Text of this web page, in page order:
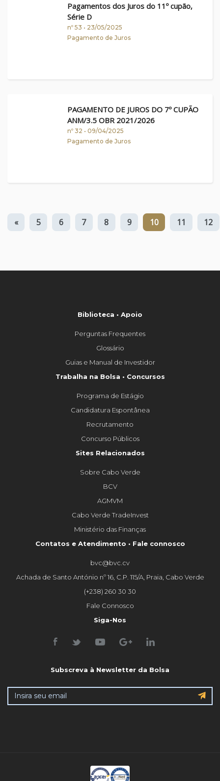
Pagamentos dos Juros do 11º cupão,
Série D
nº 53 • 23/05/2025
Pagamento de Juros
PAGAMENTO DE JUROS DO 7º CUPÃO
ANM/3.5 OBR 2021/2026
nº 32 • 09/04/2025
Pagamento de Juros
« 5 6 7 8 9 10 11 12
Biblioteca • Apoio
Perguntas Frequentes
Glossário
Guias e Manual de Investidor
Trabalha na Bolsa • Concursos
Programa de Estágio
Candidatura Espontânea
Recrutamento
Concurso Públicos
Sites Relacionados
Sobre Cabo Verde
BCV
AGMVM
Cabo Verde TradeInvest
Ministério das Finanças
Contatos e Atendimento • Fale connosco
bvc@bvc.cv
Achada de Santo António nº 16, C.P. 115/A, Praia, Cabo Verde
(+238) 260 30 30
Fale Connosco
Siga-Nos
Subscreva à Newsletter da Bolsa